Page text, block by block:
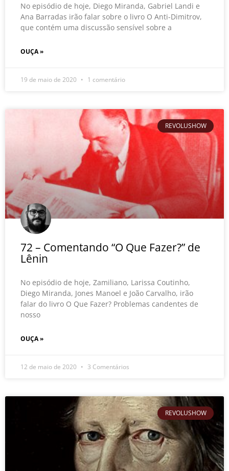
No episódio de hoje, Diego Miranda, Gabriel Landi e
Ana Barradas irão falar sobre o livro O Anti-Dimitrov,
que contém uma discussão sensível sobre a
OUÇA »
19 de maio de 2020 1 comentário
REVOLUSHOW
72 – Comentando “O Que Fazer?” de
Lênin
No episódio de hoje, Zamiliano, Larissa Coutinho,
Diego Miranda, Jones Manoel e João Carvalho, irão
falar do livro O Que Fazer? Problemas candentes de
nosso
OUÇA »
12 de maio de 2020 3 Comentários
REVOLUSHOW